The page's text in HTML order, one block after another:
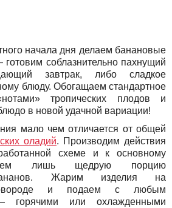
начала дня делаем банановые
соблазнительно пахнущий
завтрак, либо сладкое
блюду. Обогащаем стандартное
тропических плодов и
в новой удачной вариации!
мало чем отличается от общей
оладий. Производим действия
схеме и к основному
лишь щедрую порцию
Жарим изделия на
и подаем с любым
горячими или охлажденными